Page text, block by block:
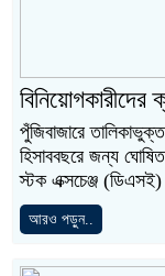
বিনিয়োগকারীদের
পুঁজিবাজারে
হিসাববছরে জন্য ঘোষিত
স্টক এক্সচেঞ্জ (ডিএসই)
আরও পড়ুন..